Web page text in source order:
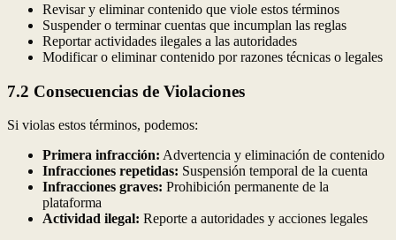
Revisar y eliminar contenido que viole estos términos
Suspender o terminar cuentas que incumplan las reglas
Reportar actividades ilegales a las autoridades
Modificar o eliminar contenido por razones técnicas o legales
7.2 Consecuencias de Violaciones
Si violas estos términos, podemos:
Primera infracción: Advertencia y eliminación de contenido
Infracciones repetidas: Suspensión temporal de la cuenta
Infracciones graves: Prohibición permanente de la
plataforma
Actividad ilegal: Reporte a autoridades y acciones legales